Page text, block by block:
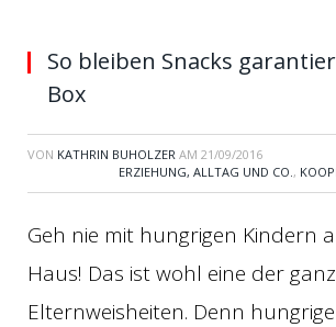
So bleiben Snacks
Box
VON KATHRIN BUHOLZER AM 21/09/2016
ERZIEHUNG, ALLTAG UND CO.,
Geh nie mit hungrigen Kindern
Haus! Das ist wohl eine der
Elternweisheiten. Denn